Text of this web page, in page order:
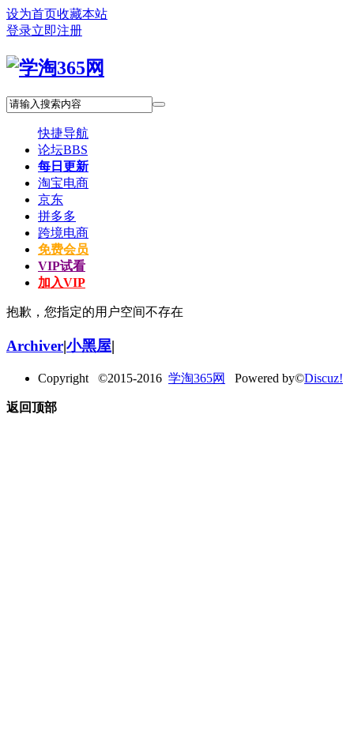
设为首页收藏本站
登录立即注册
快捷导航
论坛BBS
每日更新
淘宝电商
京东
拼多多
跨境电商
免费会员
VIP试看
加入VIP
抱歉，您指定的用户空间不存在
Archiver|小黑屋|
Copyright ©2015-2016 学淘365网 Powered by©Discuz!
返回顶部